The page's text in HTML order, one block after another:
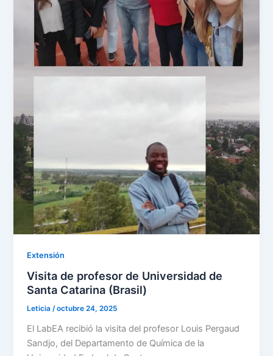
Extensión
Visita de profesor de Universidad de
Santa Catarina (Brasil)
Leticia/octubre 24, 2025
El LabEA recibió la visita del profesor Louis Pergaud
Sandjo, del Departamento de Química de la